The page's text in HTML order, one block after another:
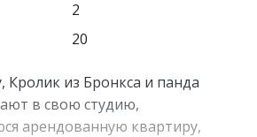
2
20
из Бронкса и панда
в свою студию,
арендованную квартиру,